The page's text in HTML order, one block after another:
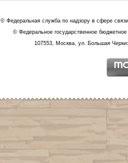
© Федеральная служба по надзору в сфере
© Федеральное государственное
107553, Москва, ул. Большая